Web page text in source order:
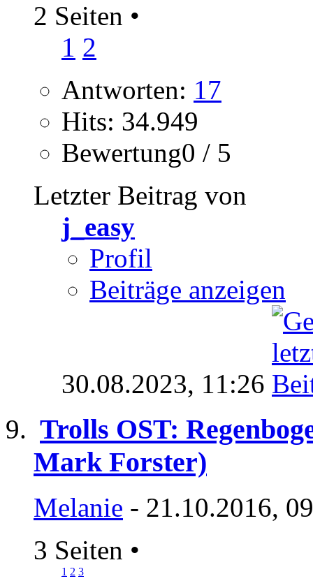
2 Seiten •
1 2
Antworten: 17
Hits: 34.949
Bewertung0 / 5
Letzter Beitrag von
j_easy
Profil
Beiträge anzeigen
30.08.2023, 11:26
Trolls OST:
Mark Forster)
Melanie - 21.10.2016,
3 Seiten •
1 2 3